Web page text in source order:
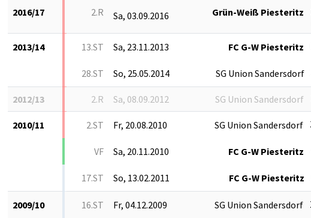
2016/17 2.R Sa, 03.09.2016 Grün-Weiß Piesteritz
2013/14 13.ST Sa, 23.11.2013 FC G-W Piesteritz
28.ST So, 25.05.2014 SG Union Sandersdorf
2012/13 2.R Sa, 08.09.2012 SG Union Sandersdorf
2010/11 2.ST Fr, 20.08.2010 SG Union Sandersdorf
VF Sa, 20.11.2010 FC G-W Piesteritz
17.ST So, 13.02.2011 FC G-W Piesteritz
2009/10 16.ST Fr, 04.12.2009 SG Union Sandersdorf